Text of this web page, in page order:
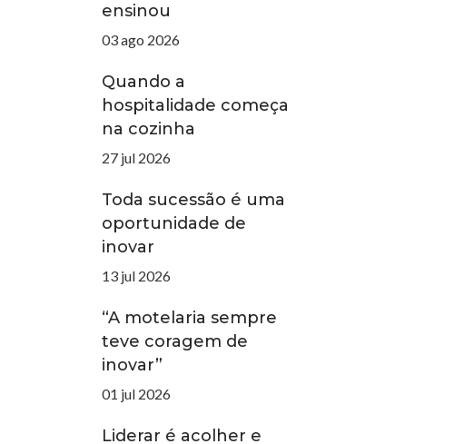
ensinou
03 ago 2026
Quando a
hospitalidade começa
na cozinha
27 jul 2026
Toda sucessão é uma
oportunidade de
inovar
13 jul 2026
“A motelaria sempre
teve coragem de
inovar”
01 jul 2026
Liderar é acolher e